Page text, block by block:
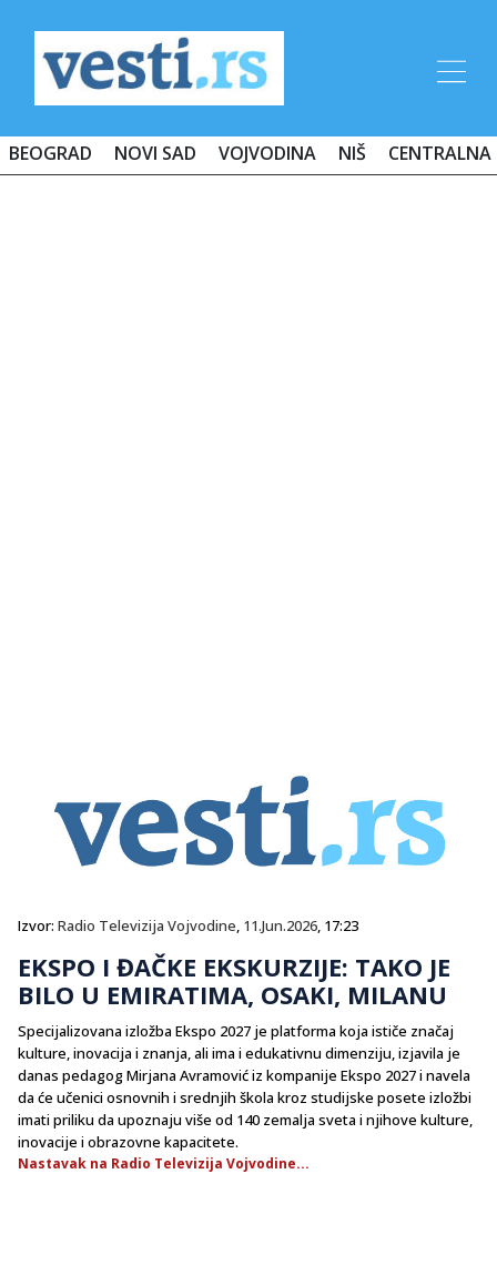
BEOGRAD NOVI SAD VOJVODINA NIŠ CENTRALNA
Izvor: Radio Televizija Vojvodine, 11.Jun.2026, 17:23
EKSPO I ĐAČKE EKSKURZIJE: TAKO JE
BILO U EMIRATIMA, OSAKI, MILANU
Specijalizovana izložba Ekspo 2027 je platforma koja ističe značaj
kulture, inovacija i znanja, ali ima i edukativnu dimenziju, izjavila je
danas pedagog Mirjana Avramović iz kompanije Ekspo 2027 i navela
da će učenici osnovnih i srednjih škola kroz studijske posete izložbi
imati priliku da upoznaju više od 140 zemalja sveta i njihove kulture,
inovacije i obrazovne kapacitete.
Nastavak na Radio Televizija Vojvodine...